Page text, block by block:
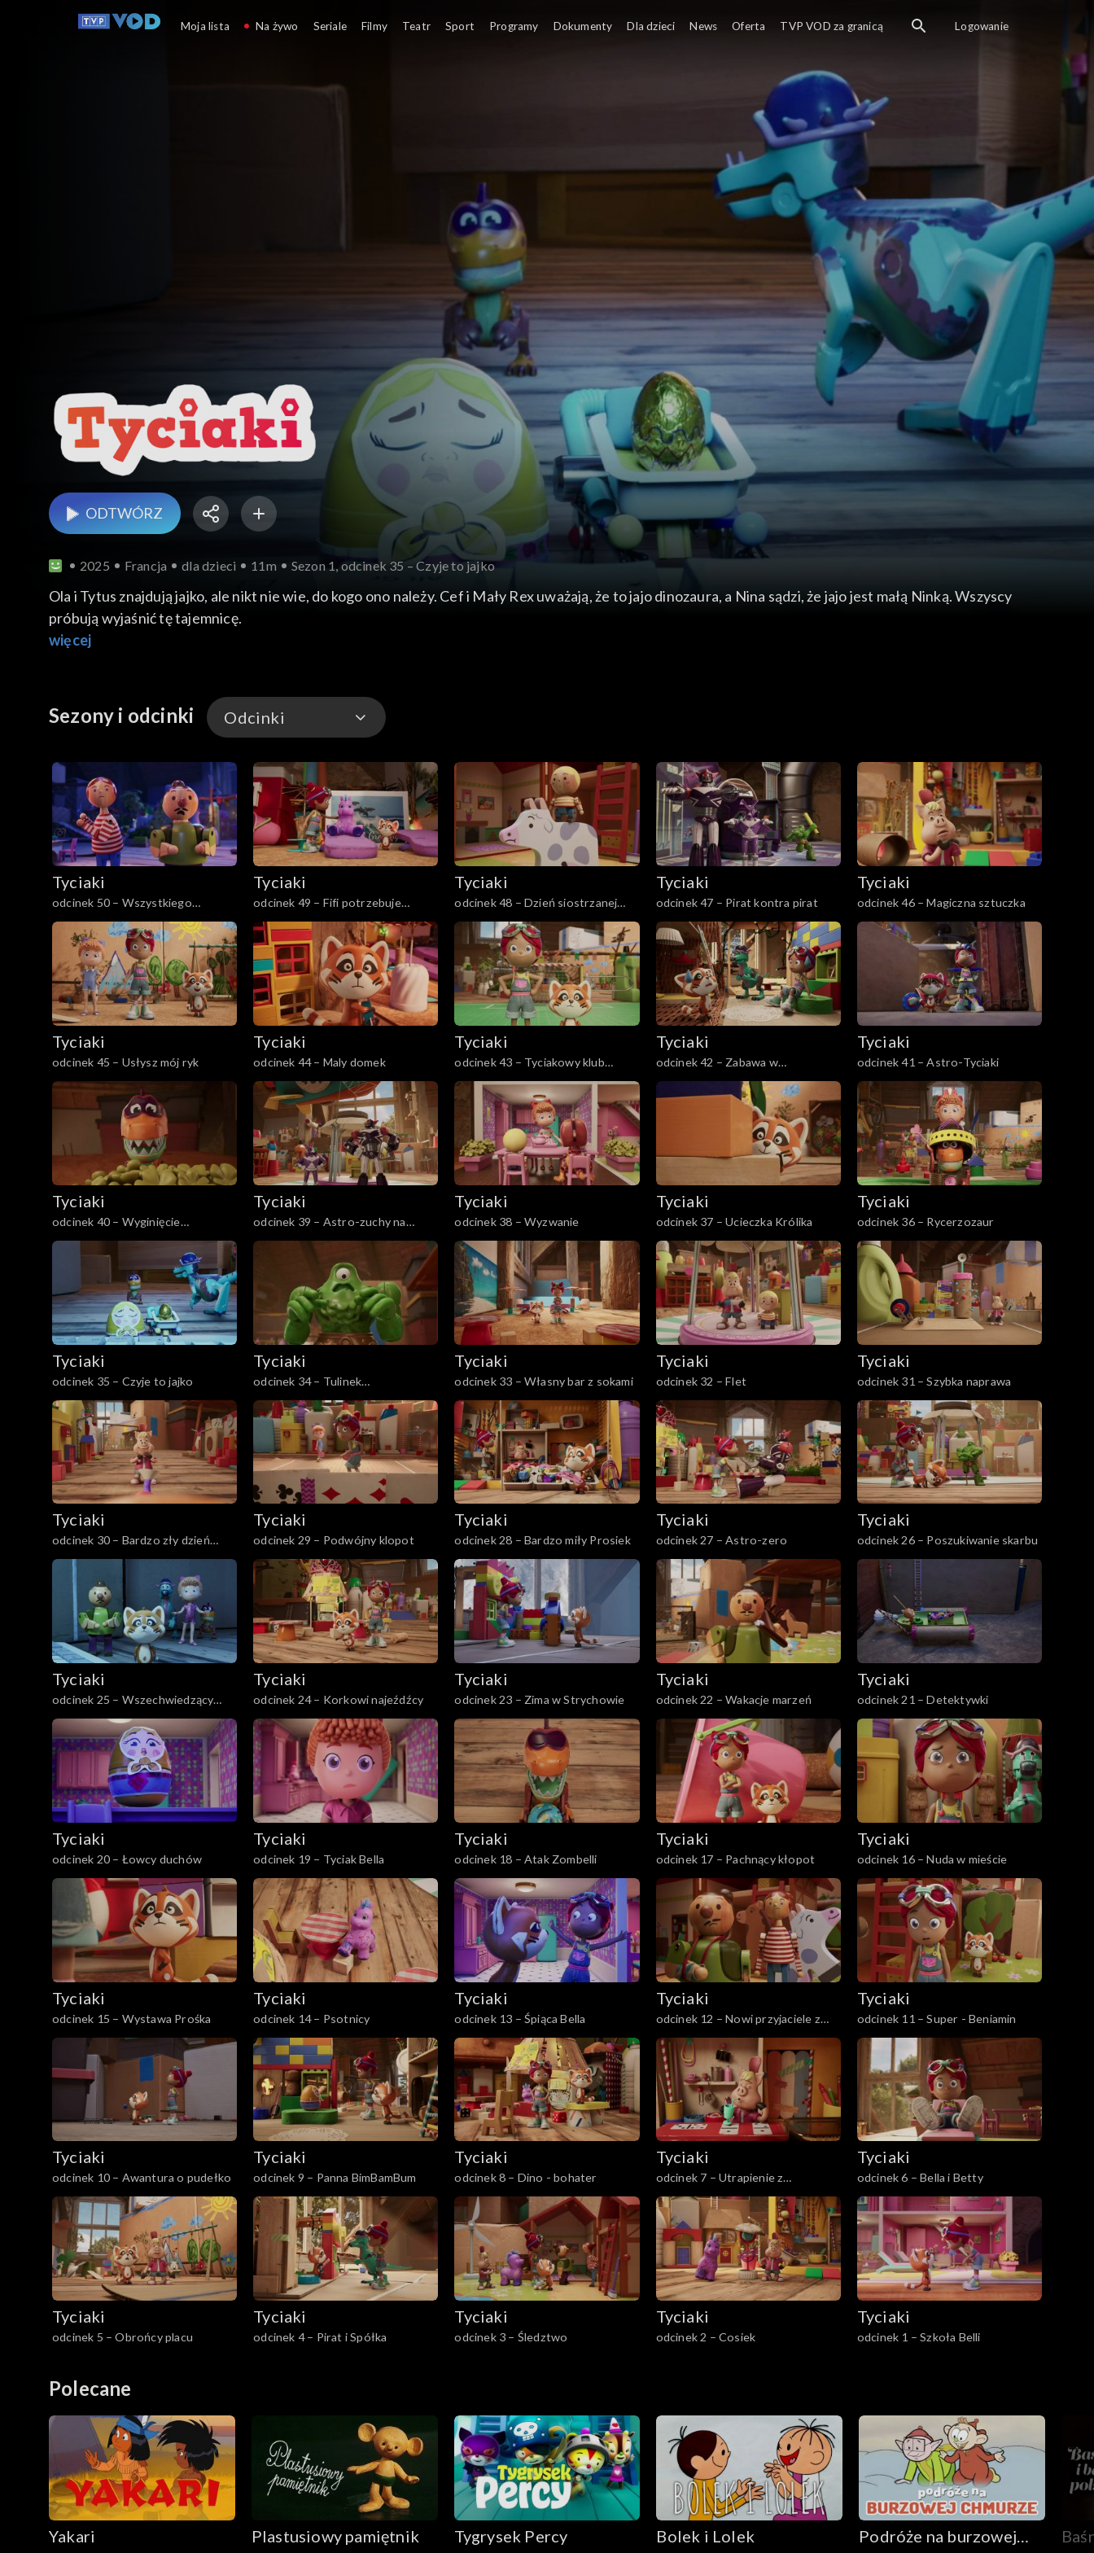
Tyciaki
ODTWÓRZ
2025 Francja dla dzieci 11m Sezon 1, odcinek 35 – Czyje to jajko
Ola i Tytus znajdują jajko, ale nikt nie wie, do kogo ono należy. Cef i Mały Rex uważają, że to jajo dinozaura, a Nina sądzi, że jajo jest małą Ninką. Wszyscy
próbują wyjaśnić tę tajemnicę.
więcej
Sezony i odcinki Odcinki
Odcinki
Tyciaki
odcinek 50 – Wszystkiego
najlepszego Beniaminie
Tyciaki
odcinek 49 – Fifi potrzebuje
przerwy
Tyciaki
odcinek 48 – Dzień siostrzanej
zamiany
Tyciaki
odcinek 47 – Pirat kontra pirat
Tyciaki
odcinek 46 – Magiczna sztuczka
Tyciaki
odcinek 45 – Usłysz mój ryk
Tyciaki
odcinek 44 – Maly domek
Tyciaki
odcinek 43 – Tyciakowy klub
piłkarski
Tyciaki
odcinek 42 – Zabawa w
chowanego
Tyciaki
odcinek 41 – Astro-Tyciaki
Tyciaki
odcinek 40 – Wyginięcie
dinozaurów
Tyciaki
odcinek 39 – Astro-zuchy na
ratunek!
Tyciaki
odcinek 38 – Wyzwanie
Tyciaki
odcinek 37 – Ucieczka Królika
Tyciaki
odcinek 36 – Rycerzozaur
Tyciaki
odcinek 35 – Czyje to jajko
Tyciaki
odcinek 34 – Tulinek
Zielonobrodego
Tyciaki
odcinek 33 – Własny bar z sokami
Tyciaki
odcinek 32 – Flet
Tyciaki
odcinek 31 – Szybka naprawa
Tyciaki
odcinek 30 – Bardzo zły dzień
Prośka
Tyciaki
odcinek 29 – Podwójny klopot
Tyciaki
odcinek 28 – Bardzo miły Prosiek
Tyciaki
odcinek 27 – Astro-zero
Tyciaki
odcinek 26 – Poszukiwanie skarbu
Tyciaki
odcinek 25 – Wszechwiedzący
guru
Tyciaki
odcinek 24 – Korkowi najeźdźcy
Tyciaki
odcinek 23 – Zima w Strychowie
Tyciaki
odcinek 22 – Wakacje marzeń
Tyciaki
odcinek 21 – Detektywki
Tyciaki
odcinek 20 – Łowcy duchów
Tyciaki
odcinek 19 – Tyciak Bella
Tyciaki
odcinek 18 – Atak Zombelli
Tyciaki
odcinek 17 – Pachnący kłopot
Tyciaki
odcinek 16 – Nuda w mieście
Tyciaki
odcinek 15 – Wystawa Prośka
Tyciaki
odcinek 14 – Psotnicy
Tyciaki
odcinek 13 – Śpiąca Bella
Tyciaki
odcinek 12 – Nowi przyjaciele z
zagrody
Tyciaki
odcinek 11 – Super - Beniamin
Tyciaki
odcinek 10 – Awantura o pudełko
Tyciaki
odcinek 9 – Panna BimBamBum
Tyciaki
odcinek 8 – Dino - bohater
Tyciaki
odcinek 7 – Utrapienie z
Beniaminem
Tyciaki
odcinek 6 – Bella i Betty
Tyciaki
odcinek 5 – Obrońcy placu
Tyciaki
odcinek 4 – Pirat i Spółka
Tyciaki
odcinek 3 – Śledztwo
Tyciaki
odcinek 2 – Cosiek
Tyciaki
odcinek 1 – Szkoła Belli
Polecane
Yakari Plastusiowy pamiętnik Tygrysek Percy Bolek i Lolek
Podróże na burzowej
Moja lista Na żywo Seriale Filmy Teatr Sport Programy Dokumenty Dla dzieci News Oferta TVP VOD za granicą Logowanie